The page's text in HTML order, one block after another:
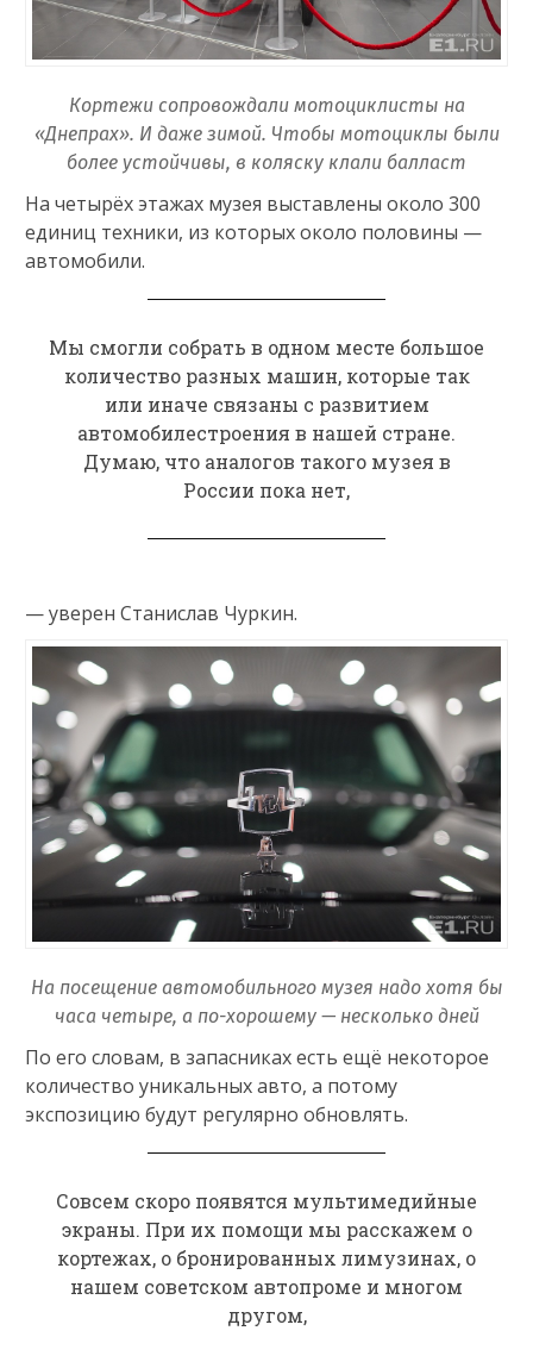
Кортежи сопровождали мотоциклисты на
«Днепрах». И даже зимой. Чтобы мотоциклы были
более устойчивы, в коляску клали балласт
На четырёх этажах музея выставлены около 300
единиц техники, из которых около половины —
автомобили.
Мы смогли собрать в одном месте большое
количество разных машин, которые так
или иначе связаны с развитием
автомобилестроения в нашей стране.
Думаю, что аналогов такого музея в
России пока нет,
— уверен Станислав Чуркин.
На посещение автомобильного музея надо хотя бы
часа четыре, а по-хорошему — несколько дней
По его словам, в запасниках есть ещё некоторое
количество уникальных авто, а потому
экспозицию будут регулярно обновлять.
Совсем скоро появятся мультимедийные
экраны. При их помощи мы расскажем о
кортежах, о бронированных лимузинах, о
нашем советском автопроме и многом
другом,